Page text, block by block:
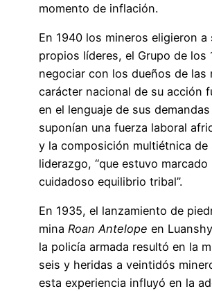
momento de inflación.
En 1940 los mineros eligieron a
propios líderes, el Grupo de los
negociar con los dueños de las
carácter nacional de su acción
en el lenguaje de sus
suponían una fuerza laboral
y la composición multiétnica de
liderazgo, “que estuvo marcado
cuidadoso equilibrio tribal”.
En 1935, el lanzamiento de
mina Roan Antelope en
la policía armada resultó en la
seis y heridas a veintidós
esta experiencia influyó en la